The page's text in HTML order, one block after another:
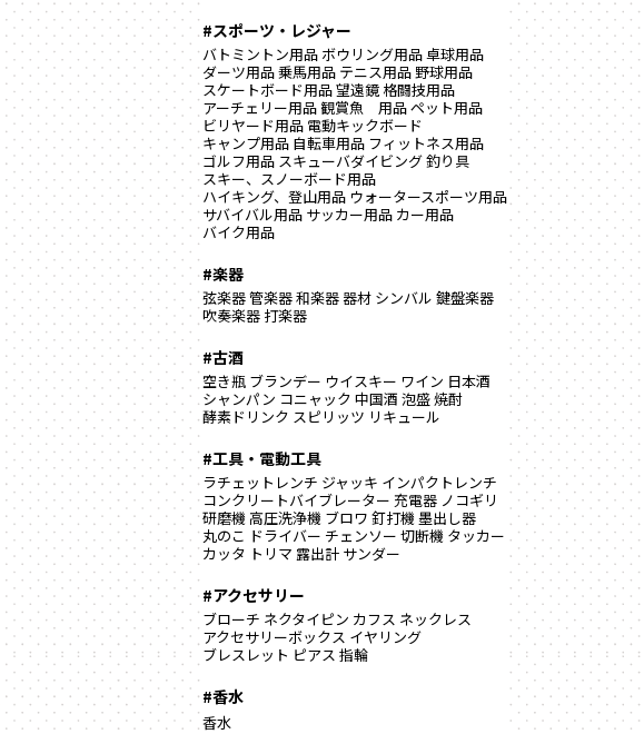
#スポーツ・レジャー
バトミントン用品 ボウリング用品卓球用品
ダーツ用品乗馬用品 テニス用品野球用品
スケートボード用品望遠鏡 格闘技用品
アーチェリー用品 観賞魚 用品ペット用品
ビリヤード用品 電動キックボード
キャンプ用品 自転車用品 フィットネス用品
ゴルフ用品 スキューバダイビング釣り具
スキー、スノーボード用品
ハイキング、登山用品 ウォータースポーツ用品
サバイバル用品 サッカー用品 カー用品
バイク用品
#楽器
弦楽器管楽器和楽器 器材 シンバル 鍵盤楽器
吹奏楽器 打楽器
#古酒
空き瓶 ブランデー ウイスキー ワイン 日本酒
シャンパン コニャック 中国酒 泡盛焼酎
酵素ドリンク スピリッツ リキュール
#工具・電動工具
ラチェットレンチ ジャッキ インパクトレンチ
コンクリートバイブレーター 充電器 ノコギリ
研磨機 高圧洗浄機 ブロワ 釘打機墨出し器
丸のこ ドライバー チェンソー 切断機 タッカー
カッタ トリマ 露出計 サンダー
#アクセサリー
ブローチ ネクタイピン カフス ネックレス
アクセサリーボックス イヤリング
ブレスレット ピアス 指輪
#香水
香水